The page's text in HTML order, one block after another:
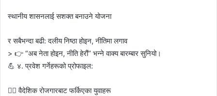
स्थानीय शासनलाई सशक्त बनाउने योजना
र सबैभन्दा बढी: दलीय निष्ठा होइन, नीतिमा लगाव
> 👉 “अब नेता होइन, नीति हेरौं” भन्ने वाक्य बारम्बार सुनियो।
💪 ४. प्रवेश गर्नेहरूको प्रोफाइल:
👷‍♂️ वैदेशिक रोजगारबाट फर्किएका युवाहरू